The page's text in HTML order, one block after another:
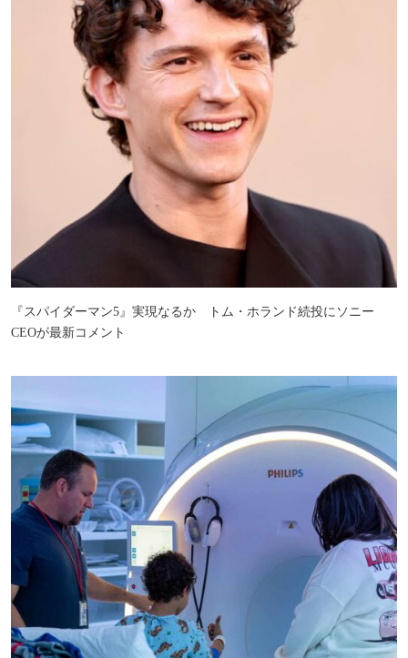
『スパイダーマン5』実現なるか トム・ホランド続投にソニー
CEOが最新コメント